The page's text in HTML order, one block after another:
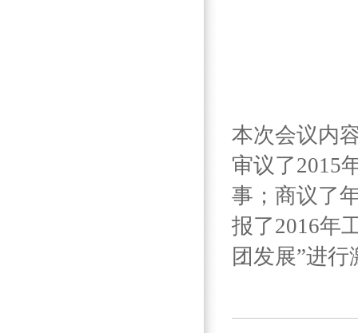
本次会议内
审议了2015
事；商议了
报了2016年
团发展”进